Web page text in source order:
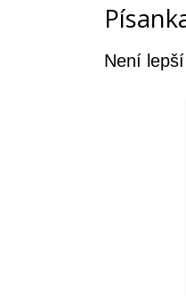
Není